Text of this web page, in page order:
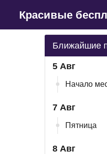
Красивые
Ближайшие
5 Авг
Начало
7 Авг
Пятница
8 Авг